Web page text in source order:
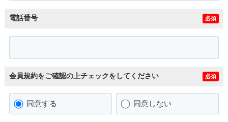
電話番号 必須
会員規約をご確認の上チェックをしてください 必須
同意する 同意しない